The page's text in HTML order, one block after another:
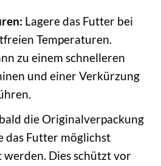
Lagere das Futter bei
Temperaturen.
zu einem schnelleren
und einer Verkürzung
die Originalverpackung
das Futter möglichst
Dies schützt vor